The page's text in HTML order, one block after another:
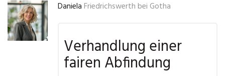
Daniela Friedrichswerth bei Gotha
Verhandlung einer
fairen Abfindung